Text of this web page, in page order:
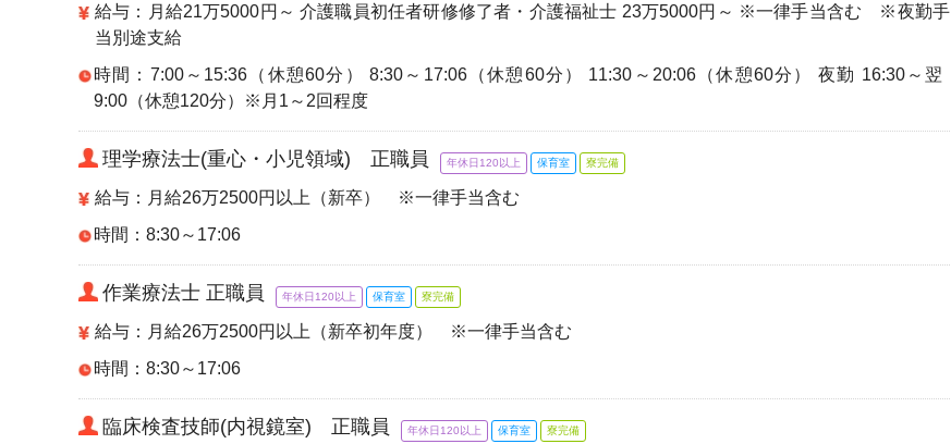
給与：月給21万5000円～ 介護職員初任者研修修了者・介護福祉士 23万5000円～ ※一律手当含む ※夜勤手
当別途支給
時間：7:00～15:36（休憩60分） 8:30～17:06（休憩60分） 11:30～20:06（休憩60分） 夜勤 16:30～翌
9:00（休憩120分）※月1～2回程度
理学療法士(重心・小児領域) 正職員 年休日120以上 保育室 寮完備
給与：月給26万2500円以上（新卒） ※一律手当含む
時間：8:30～17:06
作業療法士 正職員 年休日120以上 保育室 寮完備
給与：月給26万2500円以上（新卒初年度） ※一律手当含む
時間：8:30～17:06
臨床検査技師(内視鏡室) 正職員 年休日120以上 保育室 寮完備